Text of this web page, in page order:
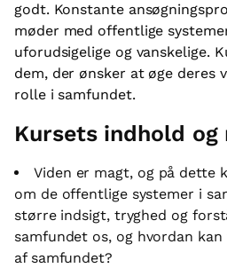
godt. Konstante
møder med offentlige
uforudsigelige og vanskelige.
dem, der ønsker at øge deres
rolle i samfundet.
Kursets indhold og
Viden er magt, og på dette
om de offentlige systemer i
større indsigt, tryghed og
samfundet os, og hvordan
af samfundet?